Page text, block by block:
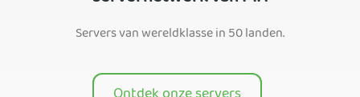
Servers van wereldklasse in 50 landen.